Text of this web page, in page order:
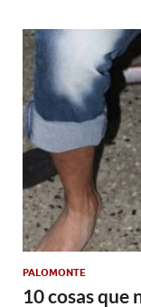
PALOMONTE
10 cosas que